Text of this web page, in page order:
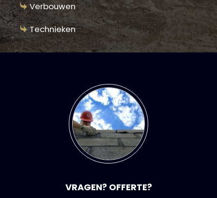
Verbouwen
Technieken
VRAGEN? OFFERTE?